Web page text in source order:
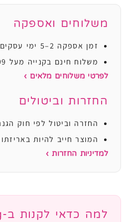
משלוחים ואספקה
זמן אספקה 2–5 ימי עסקים
משלוח חינם בקנייה מעל 499 ₪
לפרטי משלוחים מלאים ›
החזרות וביטולים
החזרה וביטול לפי חוק
המוצר חייב להיות
למדיניות החזרות ›
למה כדאי לקנות ב-Noga Nog?